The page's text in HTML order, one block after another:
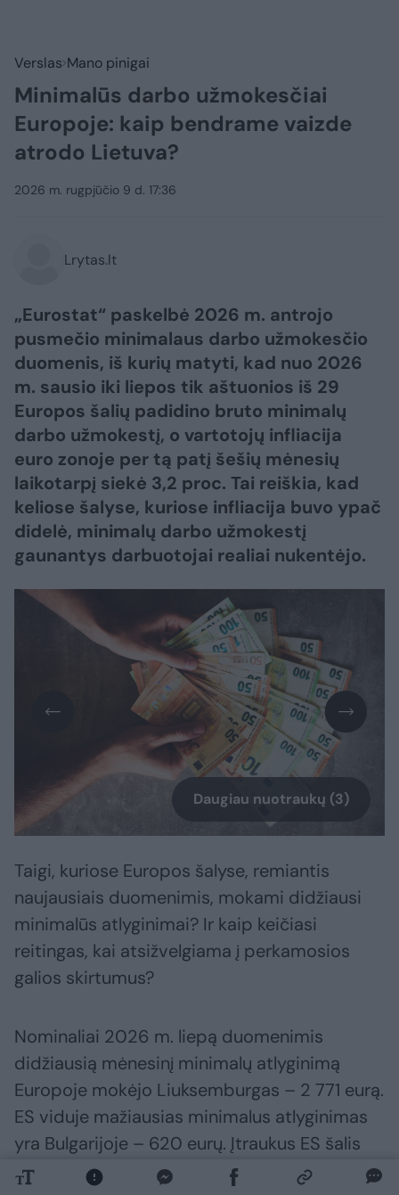
Verslas Mano pinigai
Minimalūs darbo užmokesčiai
Europoje: kaip bendrame vaizde
atrodo Lietuva?
2026 m. rugpjūčio 9 d. 17:36
Lrytas.lt
„Eurostat“ paskelbė 2026 m. antrojo
pusmečio minimalaus darbo užmokesčio
duomenis, iš kurių matyti, kad nuo 2026
m. sausio iki liepos tik aštuonios iš 29
Europos šalių padidino bruto minimalų
darbo užmokestį, o vartotojų infliacija
euro zonoje per tą patį šešių mėnesių
laikotarpį siekė 3,2 proc. Tai reiškia, kad
keliose šalyse, kuriose infliacija buvo ypač
didelė, minimalų darbo užmokestį
gaunantys darbuotojai realiai nukentėjo.
Daugiau nuotraukų (3)
Taigi, kuriose Europos šalyse, remiantis
naujausiais duomenimis, mokami didžiausi
minimalūs atlyginimai? Ir kaip keičiasi
reitingas, kai atsižvelgiama į perkamosios
galios skirtumus?
Nominaliai 2026 m. liepą duomenimis
didžiausią mėnesinį minimalų atlyginimą
Europoje mokėjo Liuksemburgas – 2 771 eurą.
ES viduje mažiausias minimalus atlyginimas
yra Bulgarijoje – 620 eurų. Įtraukus ES šalis
kandidates, mažiausią minimalų atlyginimą